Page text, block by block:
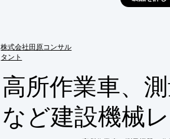
株式会社田原コンサル
タント
高所作業車、
など建設機械